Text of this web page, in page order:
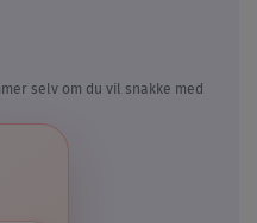
selv om du vil snakke med